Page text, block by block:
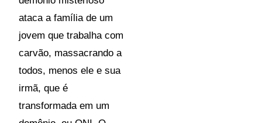
ataca a família de um
jovem que trabalha com
carvão, massacrando a
todos, menos ele e sua
irmã, que é
transformada em um